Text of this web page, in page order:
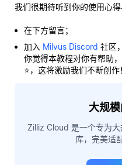
我们很期待听到你的使用心得
在下方留言；
加入 Milvus Discord 社区
你觉得本教程对你有帮助
⭐，这将激励我们不断创作
大规
Zilliz Cloud 是一个专为
库，完美适